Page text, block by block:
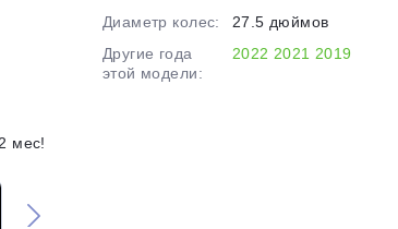
мес!
Диаметр колес:
27.5 дюймов
Другие года
этой модели:
2022 2021 2019
только
банка